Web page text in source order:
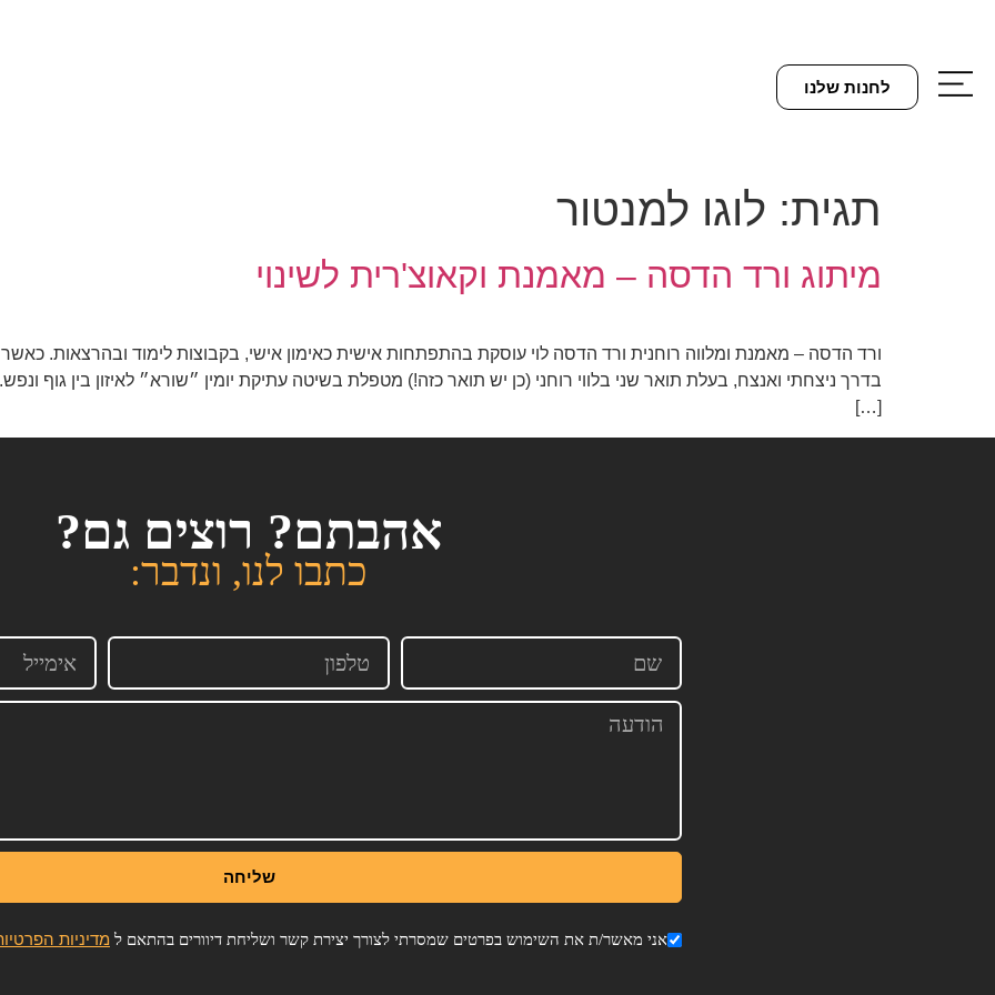
לחנות שלנו
תגית: לוגו למנטור
מיתוג ורד הדסה – מאמנת וקאוצ'רית לשינוי
ורד הדסה – מאמנת ומלווה רוחנית ורד הדסה לוי עוסקת בהתפתחות אישית כאימון אישי, בקבוצות לימוד ובהרצאות.
בדרך ניצחתי ואנצח, בעלת תואר שני בלווי רוחני (כן יש תואר כזה!) מטפלת בשיטה עתיקת יומין ״שורא״ לאיזון בין גוף
[…]
אהבתם? רוצים גם?
כתבו לנו, ונדבר:
אני מאשר/ת את השימוש בפרטים שמסרתי לצורך יצירת קשר ושליחת דיוורים בהתאם ל מדיניות
שליחה